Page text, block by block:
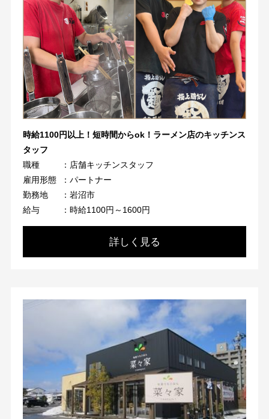
時給1100円以上！短時間からok！ラーメン店のキッチンス
タッフ
職種
：店舗キッチンスタッフ
雇用形態
：パートナー
勤務地
：岩沼市
給与
：時給1100円～1600円
詳しく見る